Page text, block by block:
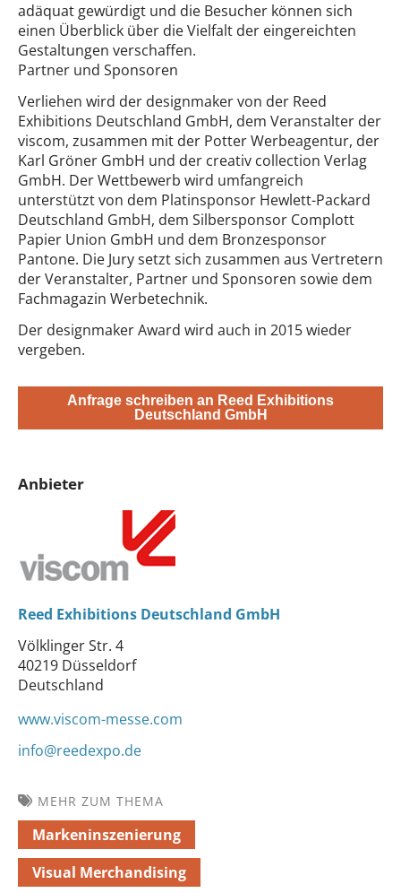
adäquat gewürdigt und die Besucher können sich
einen Überblick über die Vielfalt der eingereichten
Gestaltungen verschaffen.
Partner und Sponsoren
Verliehen wird der designmaker von der Reed
Exhibitions Deutschland GmbH, dem Veranstalter der
viscom, zusammen mit der Potter Werbeagentur, der
Karl Gröner GmbH und der creativ collection Verlag
GmbH. Der Wettbewerb wird umfangreich
unterstützt von dem Platinsponsor Hewlett-Packard
Deutschland GmbH, dem Silbersponsor Complott
Papier Union GmbH und dem Bronzesponsor
Pantone. Die Jury setzt sich zusammen aus Vertretern
der Veranstalter, Partner und Sponsoren sowie dem
Fachmagazin Werbetechnik.
Der designmaker Award wird auch in 2015 wieder
vergeben.
Anfrage schreiben an Reed Exhibitions
Deutschland GmbH
Anbieter
Reed Exhibitions Deutschland GmbH
Völklinger Str. 4
40219 Düsseldorf
Deutschland
www.viscom-messe.com
info@reedexpo.de
MEHR ZUM THEMA
Markeninszenierung
Visual Merchandising